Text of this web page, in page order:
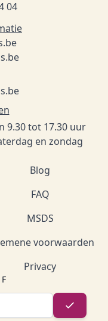
04
9.30 tot 17.30 uur
en zondag
Blog
FAQ
MSDS
voorwaarden
Privacy